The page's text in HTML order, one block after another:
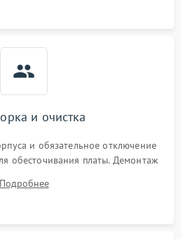
и очистка
и обязательное отключение
обесточивания платы. Демонтаж
с кристаллов чипов.
Подробнее